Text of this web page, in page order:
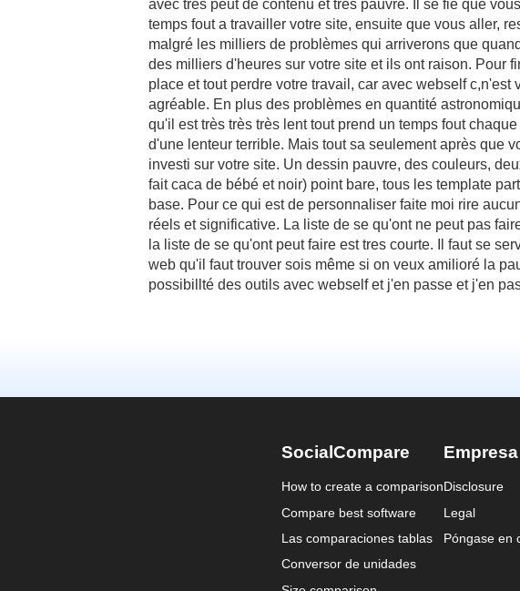
avec très peut de contenu et très pauvre. Il se fie que
temps fout a travailler votre site, ensuite que vous aller,
malgré les milliers de problèmes qui arriverons que
des milliers d'heures sur votre site et ils ont raison. Pour
place et tout perdre votre travail, car avec webself c,n'est
agréable. En plus des problèmes en quantité
qu'il est très très très lent tout prend un temps fout
d'une lenteur terrible. Mais tout sa seulement après que
investi sur votre site. Un dessin pauvre, des couleurs,
fait caca de bébé et noir) point bare, tous les template
base. Pour ce qui est de personnaliser faite moi rire
réels et significative. La liste de se qu'ont ne peut pas
la liste de se qu'ont peut faire est tres courte. Il faut se
web qu'il faut trouver sois même si on veux amilioré la
possibillté des outils avec webself et j'en passe et j'en
SocialCompare
How to create a comparison
Compare best software
Las comparaciones tablas
Conversor de unidades
Empresa
Disclosure
Legal
Póngase en